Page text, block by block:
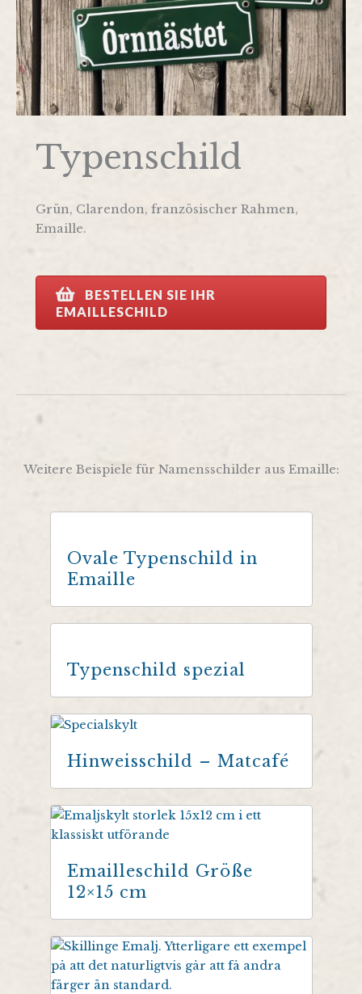
Typenschild
Grün, Clarendon, französischer Rahmen,
Emaille.
BESTELLEN SIE IHR
EMAILLESCHILD
Weitere Beispiele für Namensschilder aus Emaille:
Ovale Typenschild in
Emaille
Typenschild spezial
Hinweisschild – Matcafé
Emailleschild Größe
12×15 cm